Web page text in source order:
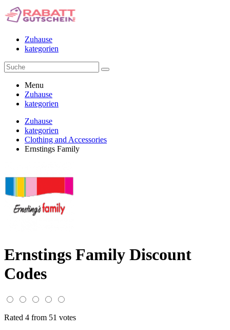
Zuhause
kategorien
Menu
Zuhause
kategorien
Zuhause
kategorien
Clothing and Accessories
Ernstings Family
Ernstings Family Discount
Codes
Rated 4 from 51 votes